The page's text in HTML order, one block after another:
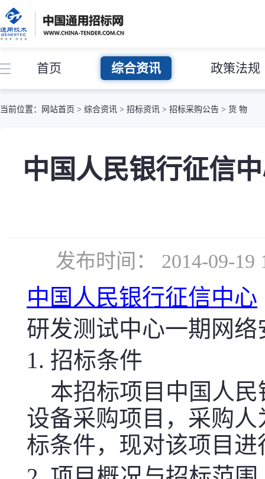
首页 综合资讯 政策法规
当前位置： 网站首页 > 综合资讯 > 招标资讯 > 招标采购公告 > 货 物
中国人民银行征信
发布时间： 2014-09-
中国人民银行征信中心
研发测试中心一期网
1. 招标条件
本招标项目 中国人
设备采购项目 ，采购人
标条件，现对该项目